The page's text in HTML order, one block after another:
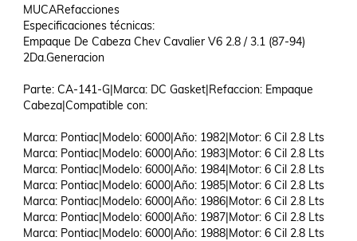
MUCARefacciones
Especificaciones técnicas:
Empaque De Cabeza Chev Cavalier V6 2.8 / 3.1 (87-94)
2Da.Generacion
Parte: CA-141-G|Marca: DC Gasket|Refaccion: Empaque
Cabeza|Compatible con:
Marca: Pontiac|Modelo: 6000|Año: 1982|Motor: 6 Cil 2.8 Lts
Marca: Pontiac|Modelo: 6000|Año: 1983|Motor: 6 Cil 2.8 Lts
Marca: Pontiac|Modelo: 6000|Año: 1984|Motor: 6 Cil 2.8 Lts
Marca: Pontiac|Modelo: 6000|Año: 1985|Motor: 6 Cil 2.8 Lts
Marca: Pontiac|Modelo: 6000|Año: 1986|Motor: 6 Cil 2.8 Lts
Marca: Pontiac|Modelo: 6000|Año: 1987|Motor: 6 Cil 2.8 Lts
Marca: Pontiac|Modelo: 6000|Año: 1988|Motor: 6 Cil 2.8 Lts